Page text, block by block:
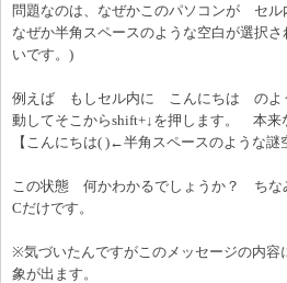
問題なのは、なぜかこのパソコンが
なぜか半角スペースのような空白が選択
いです。)
例えば もしセル内に こんにちは のよ
動してそこからshift+↓を押します。 本
【こんにちは( )←半角スペースのような
この状態 何かわかるでしょうか？ ちな
Cだけです。
※気づいたんですがこのメッセージの内
象が出ます。